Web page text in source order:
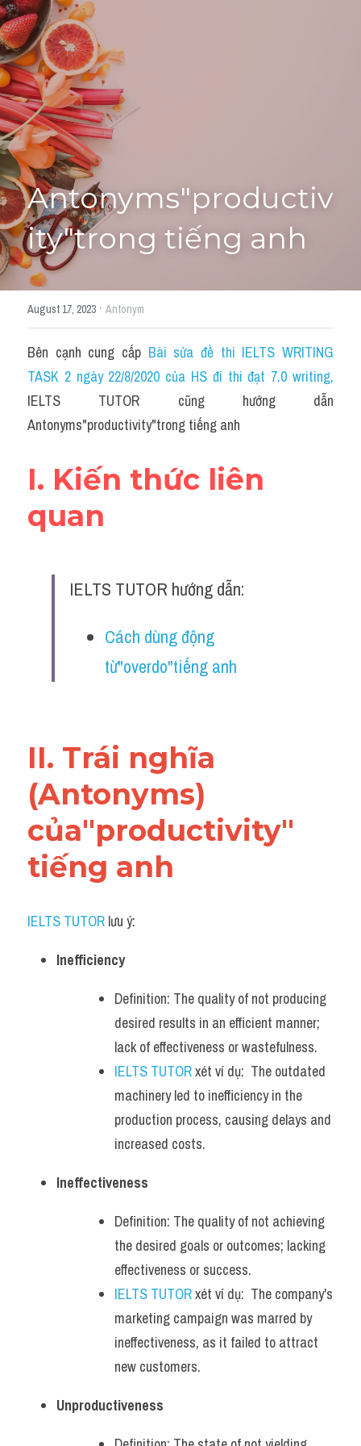
Giải đề thi từng câu
Lời khuyên
Giải đề thi
Academic words
Phrase
Phrasal Verb
Idioms đồng nghĩa
Idioms trái nghĩa
Antonym
Idiom
Grammar
Word form
Cách dùng từ
Đề thi thật Task 2
HỌC THỬ
Antonyms"productiv
ity"trong tiếng anh
August 17, 2023 · Antonym
Bên cạnh cung cấp Bài sửa đề thi IELTS WRITING
TASK 2 ngày 22/8/2020 của HS đi thi đạt 7.0 writing,
IELTS TUTOR cũng hướng dẫn
Antonyms"productivity"trong tiếng anh
I. Kiến thức liên
quan
IELTS TUTOR hướng dẫn:
Cách dùng động
từ"overdo"tiếng anh
II. Trái nghĩa
(Antonyms)
của"productivity"
tiếng anh
IELTS TUTOR lưu ý:
Inefficiency
Definition: The quality of not producing
desired results in an efficient manner;
lack of effectiveness or wastefulness.
IELTS TUTOR xét ví dụ:  The outdated
machinery led to inefficiency in the
production process, causing delays and
increased costs.
Ineffectiveness
Definition: The quality of not achieving
the desired goals or outcomes; lacking
effectiveness or success.
IELTS TUTOR xét ví dụ:  The company's
marketing campaign was marred by
ineffectiveness, as it failed to attract
new customers.
Unproductiveness